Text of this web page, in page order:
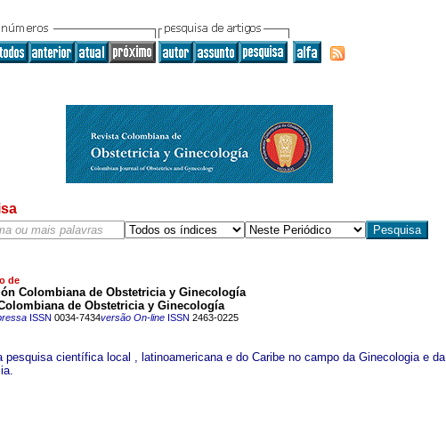
de
Colombiana de Obstetricia y Ginecología
de Obstetricia y Ginecología
ISSN 0034-7434versão On-lineISSN 2463-0225
pesquisa científica local , latinoamericana e do Caribe no campo da Ginecologia e da